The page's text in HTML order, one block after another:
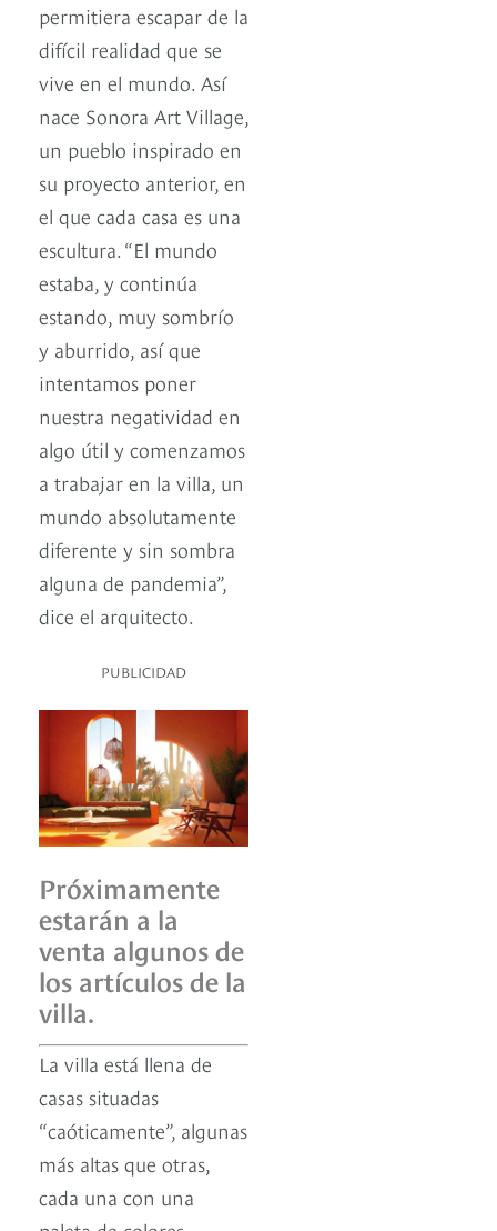
permitiera escapar de la
difícil realidad que se
vive en el mundo. Así
nace Sonora Art Village,
un pueblo inspirado en
su proyecto anterior, en
el que cada casa es una
escultura. “El mundo
estaba, y continúa
estando, muy sombrío
y aburrido, así que
intentamos poner
nuestra negatividad en
algo útil y comenzamos
a trabajar en la villa, un
mundo absolutamente
diferente y sin sombra
alguna de pandemia”,
dice el arquitecto.
PUBLICIDAD
Próximamente
estarán a la
venta algunos de
los artículos de la
villa.
La villa está llena de
casas situadas
“caóticamente”, algunas
más altas que otras,
cada una con una